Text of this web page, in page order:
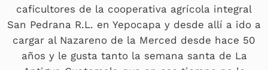
caficultores de la cooperativa agrícola integral
San Pedrana R.L. en Yepocapa y desde allí a ido a
cargar al Nazareno de la Merced desde hace 50
años y le gusta tanto la semana santa de La